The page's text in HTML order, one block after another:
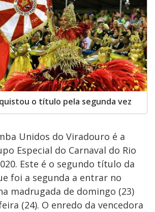
o título pela segunda vez
Unidos do Viradouro é a
Especial do Carnaval do Rio
Este é o segundo título da
foi a segunda a entrar no
madrugada de domingo (23)
(24). O enredo da vencedora